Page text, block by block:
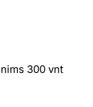
300 vnt